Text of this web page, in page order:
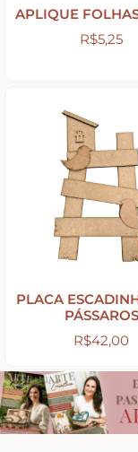
Rendas –
Stencil
Apliques de
Papéis –
Imagens para
Auxiliares
Acabamentos
APLIQUE
R$5,25
PLACA
PÁSSAROS
R$42,00